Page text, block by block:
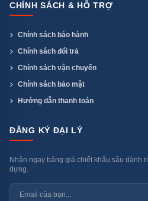
CHÍNH SÁCH & HỖ TRỢ
Chính sách bảo hành
Chính sách đổi trả
Chính sách vận chuyển
Chính sách bảo mật
Hướng dẫn thanh toán
ĐĂNG KÝ ĐẠI LÝ
Nhận ngay bảng giá chiết khấu sâu dành
dựng.